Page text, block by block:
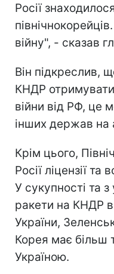
Росії
війну", - сказав
Він підкреслив,
КНДР
війни від РФ, це
інших держав на
Крім цього,
Росії ліцензії та
У сукупності та
ракети на КНДР
України,
Корея має більш
Україною.